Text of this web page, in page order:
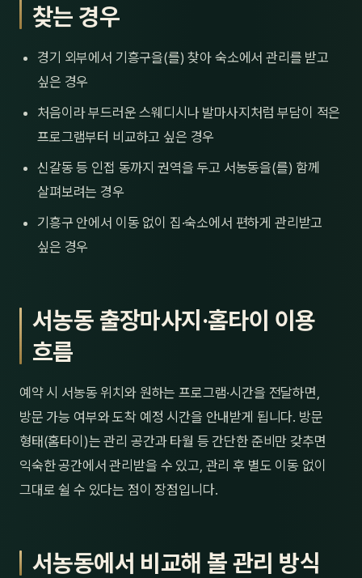
찾는 경우
경기 외부에서 기흥구을(를) 찾아 숙소에서 관리를 받고
싶은 경우
처음이라 부드러운 스웨디시나 발마사지처럼 부담이 적은
프로그램부터 비교하고 싶은 경우
신갈동 등 인접 동까지 권역을 두고 서농동을(를) 함께
살펴보려는 경우
기흥구 안에서 이동 없이 집·숙소에서 편하게 관리받고
싶은 경우
서농동 출장마사지·홈타이 이용
흐름
예약 시 서농동 위치와 원하는 프로그램·시간을 전달하면,
방문 가능 여부와 도착 예정 시간을 안내받게 됩니다. 방문
형태(홈타이)는 관리 공간과 타월 등 간단한 준비만 갖추면
익숙한 공간에서 관리받을 수 있고, 관리 후 별도 이동 없이
그대로 쉴 수 있다는 점이 장점입니다.
서농동에서 비교해 볼 관리 방식